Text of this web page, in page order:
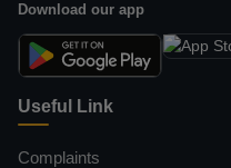
Download our app
Useful Link
Complaints